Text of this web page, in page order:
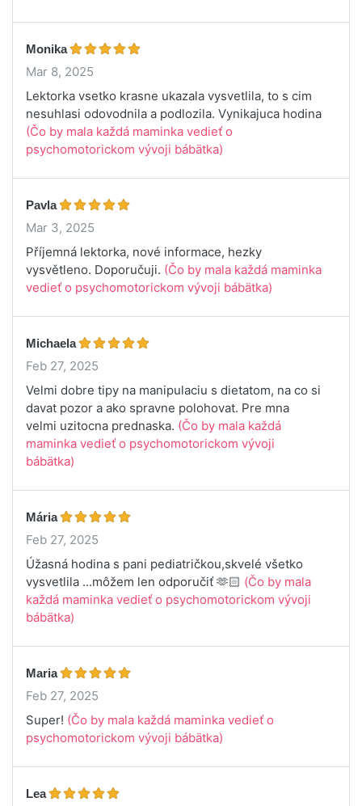
Monika
Mar 8, 2025
Lektorka vsetko krasne ukazala vysvetlila, to s cim
nesuhlasi odovodnila a podlozila. Vynikajuca hodina
(Čo by mala každá maminka vedieť o
psychomotorickom vývoji bábätka)
Pavla
Mar 3, 2025
Příjemná lektorka, nové informace, hezky
vysvětleno. Doporučuji. (Čo by mala každá maminka
vedieť o psychomotorickom vývoji bábätka)
Michaela
Feb 27, 2025
Velmi dobre tipy na manipulaciu s dietatom, na co si
davat pozor a ako spravne polohovat. Pre mna
velmi uzitocna prednaska. (Čo by mala každá
maminka vedieť o psychomotorickom vývoji
bábätka)
Mária
Feb 27, 2025
Úžasná hodina s pani pediatričkou,skvelé všetko
vysvetlila ...môžem len odporučiť 🫶🏻 (Čo by mala
každá maminka vedieť o psychomotorickom vývoji
bábätka)
Maria
Feb 27, 2025
Super! (Čo by mala každá maminka vedieť o
psychomotorickom vývoji bábätka)
Lea